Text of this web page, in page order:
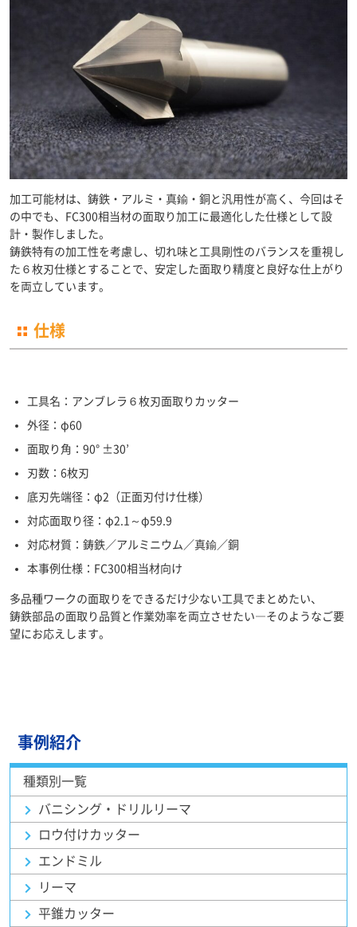
加工可能材は、鋳鉄・アルミ・真鍮・銅と汎用性が高く、今回はそ
の中でも、FC300相当材の面取り加工に最適化した仕様として設
計・製作しました。
鋳鉄特有の加工性を考慮し、切れ味と工具剛性のバランスを重視し
た６枚刃仕様とすることで、安定した面取り精度と良好な仕上がり
を両立しています。
仕様
工具名：アンブレラ６枚刃面取りカッター
外径：φ60
面取り角：90° ±30’
刃数：6枚刃
底刃先端径：φ2（正面刃付け仕様）
対応面取り径：φ2.1～φ59.9
対応材質：鋳鉄／アルミニウム／真鍮／銅
本事例仕様：FC300相当材向け
多品種ワークの面取りをできるだけ少ない工具でまとめたい、
鋳鉄部品の面取り品質と作業効率を両立させたい―そのようなご要
望にお応えします。
事例紹介
種類別一覧
バニシング・ドリルリーマ
ロウ付けカッター
エンドミル
リーマ
平錐カッター